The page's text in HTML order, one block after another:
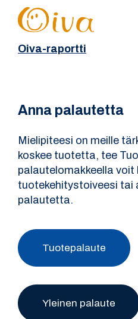
Oiva-raportti
Anna palautetta
Mielipiteesi on meille
koskee tuotetta, tee
palautelomakkeella voit
tuotekehitystoiveesi tai
palautetta.
Tuotepalaute
Yleinen palaute